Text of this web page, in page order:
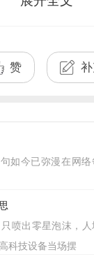
赞
今已弥漫在网络
出零星泡沫，人
科技设备当场摆